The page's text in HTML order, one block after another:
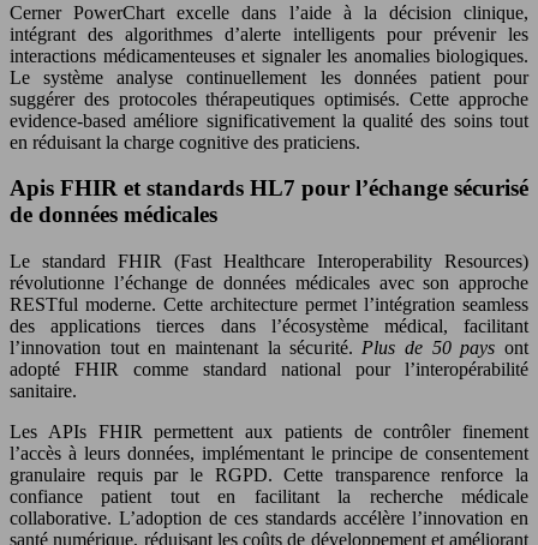
Cerner PowerChart excelle dans l’aide à la décision clinique,
intégrant des algorithmes d’alerte intelligents pour prévenir les
interactions médicamenteuses et signaler les anomalies biologiques.
Le système analyse continuellement les données patient pour
suggérer des protocoles thérapeutiques optimisés. Cette approche
evidence-based améliore significativement la qualité des soins tout
en réduisant la charge cognitive des praticiens.
Apis FHIR et standards HL7 pour l’échange sécurisé
de données médicales
Le standard FHIR (Fast Healthcare Interoperability Resources)
révolutionne l’échange de données médicales avec son approche
RESTful moderne. Cette architecture permet l’intégration seamless
des applications tierces dans l’écosystème médical, facilitant
l’innovation tout en maintenant la sécurité. Plus de 50 paysont
adopté FHIR comme standard national pour l’interopérabilité
sanitaire.
Les APIs FHIR permettent aux patients de contrôler finement
l’accès à leurs données, implémentant le principe de consentement
granulaire requis par le RGPD. Cette transparence renforce la
confiance patient tout en facilitant la recherche médicale
collaborative. L’adoption de ces standards accélère l’innovation en
santé numérique, réduisant les coûts de développement et améliorant